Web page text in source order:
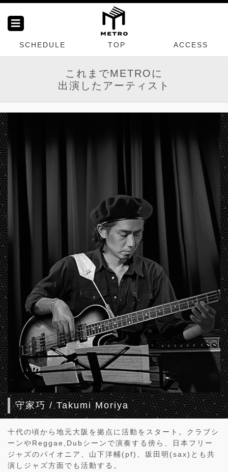
SCHEDULE TOP ACCESS
これまでMETROに
出演したアーティスト
守家巧 / Takumi Moriya
十代の頃から地元大阪を拠点に活動をスタート。クラブシ
ーンやReggae,Dubシーンで演奏する傍ら、日本フリー
ジャズのパイオニア、山下洋輔(pf)、坂田明(sax)とも共
演しジャズ方面でも活動する。